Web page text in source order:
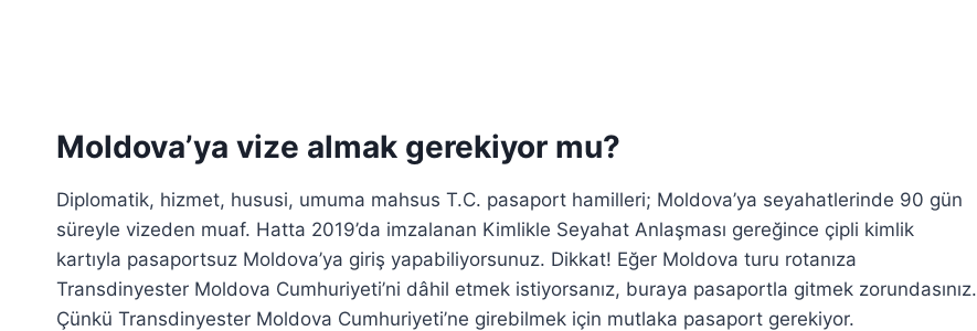
Moldova’ya vize almak gerekiyor mu?
Diplomatik, hizmet, hususi, umuma mahsus T.C. pasaport hamilleri; Moldova’ya seyahatlerinde 90 gün
süreyle vizeden muaf. Hatta 2019’da imzalanan Kimlikle Seyahat Anlaşması gereğince çipli kimlik
kartıyla pasaportsuz Moldova’ya giriş yapabiliyorsunuz. Dikkat! Eğer Moldova turu rotanıza
Transdinyester Moldova Cumhuriyeti’ni dâhil etmek istiyorsanız, buraya pasaportla gitmek zorundasınız.
Çünkü Transdinyester Moldova Cumhuriyeti’ne girebilmek için mutlaka pasaport gerekiyor.